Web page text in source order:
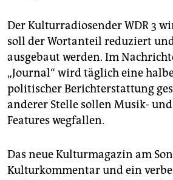
fragen & hilfe
unterstützen
abo
genossenschaft
epaper login
Der Kulturradiosender WDR 3
soll der Wortanteil reduziert
ausgebaut werden. Im
„Journal“ wird täglich eine
politischer Berichterstattung
anderer Stelle sollen Musik-
Features wegfallen.
Das neue Kulturmagazin am
Kulturkommentar und ein